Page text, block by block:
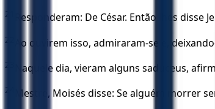
21 Responderam: De César. Então lhes disse
22 Ao ouvirem isso, admiraram-se e,
23 Naquele dia, vieram alguns saduceus,
24 Mestre, Moisés disse: Se alguém morrer